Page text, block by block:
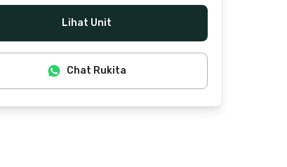
Lihat Unit
Chat Rukita